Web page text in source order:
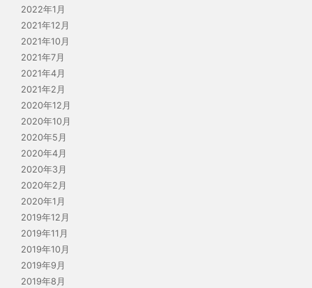
2022年1月
2021年12月
2021年10月
2021年7月
2021年4月
2021年2月
2020年12月
2020年10月
2020年5月
2020年4月
2020年3月
2020年2月
2020年1月
2019年12月
2019年11月
2019年10月
2019年9月
2019年8月